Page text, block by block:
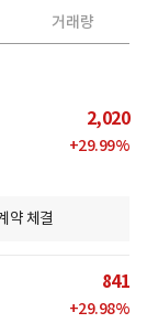
거래량
2,020
+29.99%
약 체결
841
+29.98%